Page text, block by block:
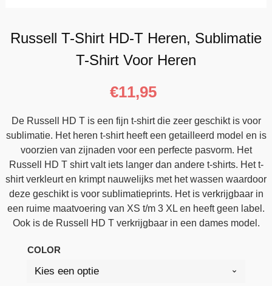
Russell T-Shirt HD-T Heren, Sublimatie
T-Shirt Voor Heren
€11,95
De Russell HD T is een fijn t-shirt die zeer geschikt is voor
sublimatie. Het heren t-shirt heeft een getailleerd model en is
voorzien van zijnaden voor een perfecte pasvorm. Het
Russell HD T shirt valt iets langer dan andere t-shirts. Het t-
shirt verkleurt en krimpt nauwelijks met het wassen waardoor
deze geschikt is voor sublimatieprints. Het is verkrijgbaar in
een ruime maatvoering van XS t/m 3 XL en heeft geen label.
Ook is de Russell HD T verkrijgbaar in een dames model.
COLOR